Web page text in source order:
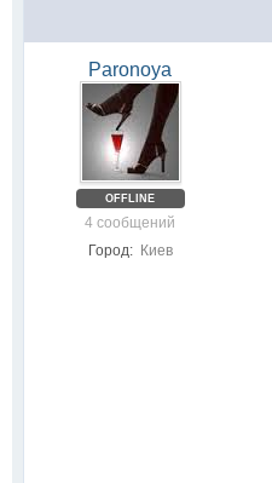
Paronoya
OFFLINE
4 сообщений
Город: Киев